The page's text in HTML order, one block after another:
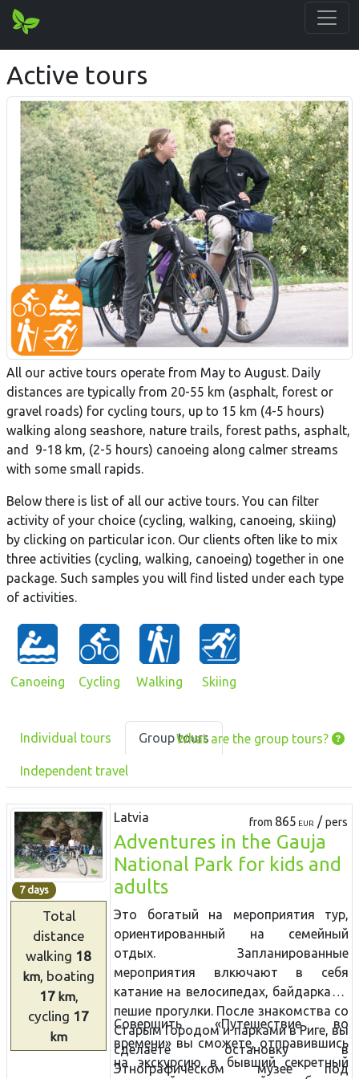
Active tours
All our active tours operate from May to August. Daily
distances are typically from 20-55 km (asphalt, forest or
gravel roads) for cycling tours, up to 15 km (4-5 hours)
walking along seashore, nature trails, forest paths, asphalt,
and 9-18 km, (2-5 hours) canoeing along calmer streams
with some small rapids.
Below there is list of all our active tours. You can filter
activity of your choice (cycling, walking, canoeing, skiing)
by clicking on particular icon. Our clients often like to mix
three activities (cycling, walking, canoeing) together in one
package. Such samples you will find listed under each type
of activities.
Canoeing Cycling Walking Skiing
Individual tours Group tours
Independent travel
What are the group tours?
7 days
Total
distance
walking 18
km, boating
17km,
cycling 17
km
Latvia from 865 EUR / pers
Adventures in the Gauja
National Park for kids and
adults
Это богатый на мероприятия тур,
ориентированный на семейный
отдых. Запланированные
мероприятия влкючают в себя
катание на велосипедах, байдарках и
пешие прогулки. После знакомства со
Старым Городом и парками в Риге, вы
сделаете остановку в
Этнографическом музее под
Совершить «Путешествие во
времени» вы сможете, отправившись
на экскурсию в бывший секретный